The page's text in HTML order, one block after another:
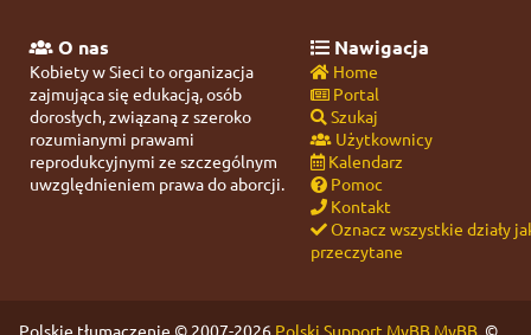
O nas
Kobiety w Sieci to organizacja
zajmująca się edukacją, osób
dorosłych, związaną z szeroko
rozumianymi prawami
reprodukcyjnymi ze szczególnym
uwzględnieniem prawa do aborcji.
Nawigacja
Home
Portal
Szukaj
Użytkownicy
Kalendarz
Pomoc
Kontakt
Oznacz wszystkie działy
przeczytane
Polskie tłumaczenie © 2007-2026 Polski Support MyBB MyBB, ©